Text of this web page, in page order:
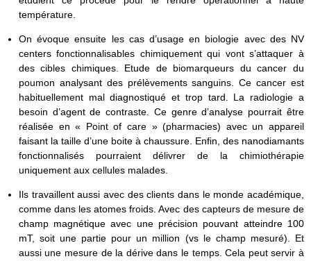
température.
On évoque ensuite les cas d’usage en biologie avec des NV
centers fonctionnalisables chimiquement qui vont s’attaquer à
des cibles chimiques. Etude de biomarqueurs du cancer du
poumon analysant des prélèvements sanguins. Ce cancer est
habituellement mal diagnostiqué et trop tard. La radiologie a
besoin d’agent de contraste. Ce genre d’analyse pourrait être
réalisée en « Point of care » (pharmacies) avec un appareil
faisant la taille d’une boite à chaussure. Enfin, des nanodiamants
fonctionnalisés pourraient délivrer de la chimiothérapie
uniquement aux cellules malades.
Ils travaillent aussi avec des clients dans le monde académique,
comme dans les atomes froids. Avec des capteurs de mesure de
champ magnétique avec une précision pouvant atteindre 100
mT, soit une partie pour un million (vs le champ mesuré). Et
aussi une mesure de la dérive dans le temps. Cela peut servir à